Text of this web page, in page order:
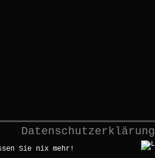
Datenschutzerklärung
Sie nix mehr!